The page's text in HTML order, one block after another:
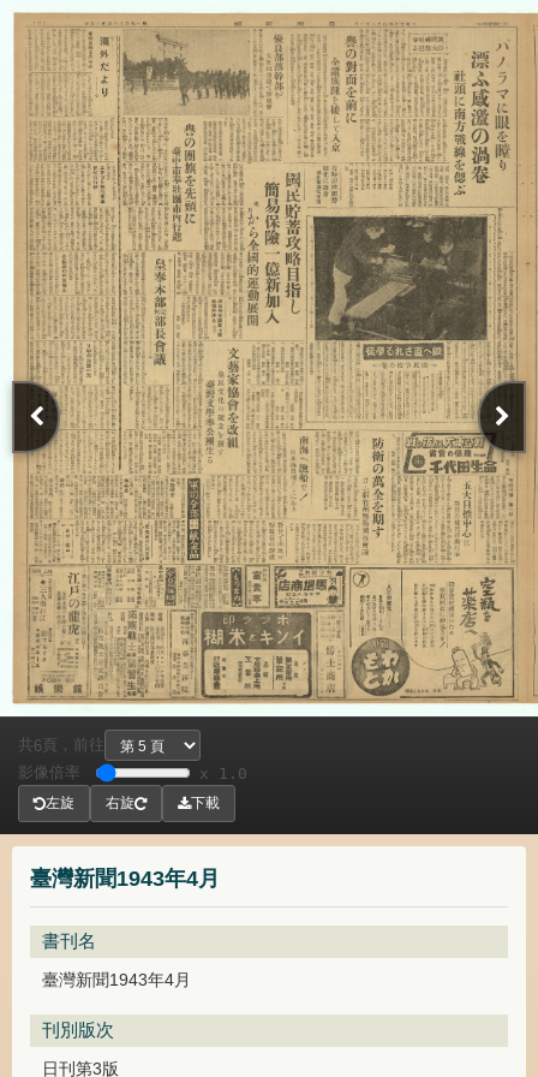
臺灣新聞1943年4月
書刊名
臺灣新聞1943年4月
刊別版次
日刊第3版
共 6頁， 前往
影像倍率
x 1.0
左旋 右旋 下載